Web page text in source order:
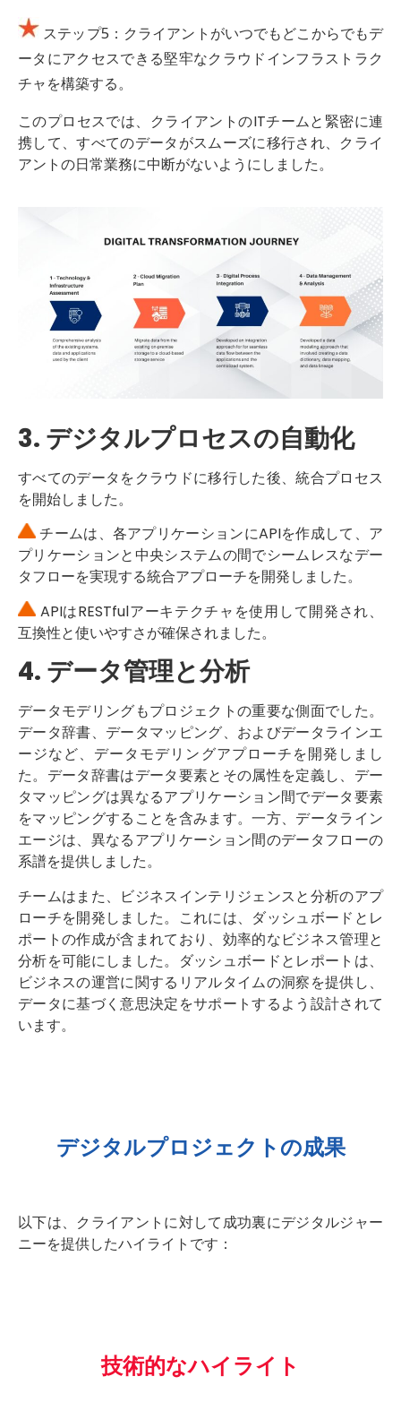
ステップ5：クライアントがいつでもどこからでもデ
ータにアクセスできる堅牢なクラウドインフラストラク
チャを構築する。
このプロセスでは、クライアントのITチームと緊密に連
携して、すべてのデータがスムーズに移行され、クライ
アントの日常業務に中断がないようにしました。
3. デジタルプロセスの自動化
すべてのデータをクラウドに移行した後、統合プロセス
を開始しました。
チームは、各アプリケーションにAPIを作成して、ア
プリケーションと中央システムの間でシームレスなデー
タフローを実現する統合アプローチを開発しました。
APIはRESTfulアーキテクチャを使用して開発され、
互換性と使いやすさが確保されました。
4. データ管理と分析
データモデリングもプロジェクトの重要な側面でした。
データ辞書、データマッピング、およびデータラインエ
ージなど、データモデリングアプローチを開発しまし
た。データ辞書はデータ要素とその属性を定義し、デー
タマッピングは異なるアプリケーション間でデータ要素
をマッピングすることを含みます。一方、データライン
エージは、異なるアプリケーション間のデータフローの
系譜を提供しました。
チームはまた、ビジネスインテリジェンスと分析のアプ
ローチを開発しました。これには、ダッシュボードとレ
ポートの作成が含まれており、効率的なビジネス管理と
分析を可能にしました。ダッシュボードとレポートは、
ビジネスの運営に関するリアルタイムの洞察を提供し、
データに基づく意思決定をサポートするよう設計されて
います。
デジタルプロジェクトの成果
以下は、クライアントに対して成功裏にデジタルジャー
ニーを提供したハイライトです：
技術的なハイライト